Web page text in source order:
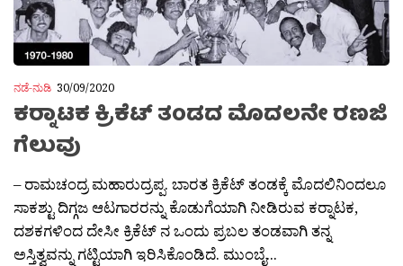
ನಡೆ-ನುಡಿ 30/09/2020
ಕರ‍್ನಾಟಕ ಕ್ರಿಕೆಟ್ ತಂಡದ ಮೊದಲನೇ ರಣಜಿ
ಗೆಲುವು
– ರಾಮಚಂದ್ರ ಮಹಾರುದ್ರಪ್ಪ. ಬಾರತ ಕ್ರಿಕೆಟ್ ತಂಡಕ್ಕೆ ಮೊದಲಿನಿಂದಲೂ
ಸಾಕಶ್ಟು ‪ದಿಗ್ಗಜ ಆಟಗಾರರನ್ನು ಕೊಡುಗೆಯಾಗಿ ನೀಡಿರುವ ಕರ‍್ನಾಟಕ,
ದಶಕಗಳಿಂದ ದೇಸೀ ಕ್ರಿಕೆಟ್ ನ ಒಂದು ಪ್ರಬಲ ತಂಡವಾಗಿ ತನ್ನ
ಅಸ್ತಿತ್ವವನ್ನು ಗಟ್ಟಿಯಾಗಿ ಇರಿಸಿಕೊಂಡಿದೆ. ಮುಂಬೈ...